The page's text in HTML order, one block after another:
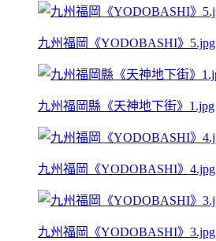
九州福岡《YODOBASHI》5.jpg
九州福岡縣《天神地下街》1.jpg
九州福岡《YODOBASHI》4.jpg
九州福岡《YODOBASHI》3.jpg